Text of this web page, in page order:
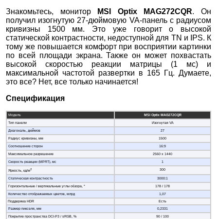
Знакомьтесь, монитор MSI Optix MAG272CQR. Он
получил изогнутую 27-дюймовую VA-панель с радиусом
кривизны 1500 мм. Это уже говорит о высокой
статической контрастности, недоступной для TN и IPS. К
тому же повышается комфорт при восприятии картинки
по всей площади экрана. Также он может похвастать
высокой скоростью реакции матрицы (1 мс) и
максимальной частотой развертки в 165 Гц. Думаете,
это все? Нет, все только начинается!
Спецификация
Модель
MSI Optix MAG272CQR
Тип панели
Изогнутая VA
Диагональ, дюймов
27
Радиус кривизны, мм
1500
Соотношение сторон
16:9
Максимальное разрешение
2560 x 1440
Скорость реакции (MPRT), мс
1
Яркость, кд/м2 300
Статическая контрастность
3000:1
Горизонтальные / вертикальные углы обзора, °
178 / 178
Количество отображаемых цветов, млрд
1,07
Поддержка HDR
Есть
Размер пикселя, мм
0,2331
Покрытие пространства DCI-P3 / sRGB, %
90 / 100